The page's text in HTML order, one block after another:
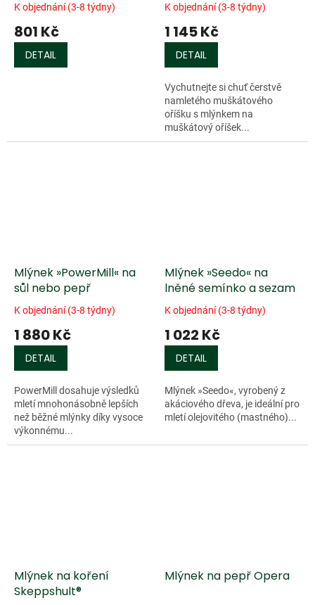
K objednání (3-8 týdny)
801 Kč
DETAIL
K objednání (3-8 týdny)
1 145 Kč
DETAIL
Vychutnejte si chuť čerstvě
namletého muškátového
oříšku s mlýnkem na
muškátový oříšek...
Mlýnek »PowerMill« na
sůl nebo pepř
K objednání (3-8 týdny)
1 880 Kč
DETAIL
PowerMill dosahuje výsledků
mletí mnohonásobně lepších
než běžné mlýnky díky vysoce
výkonnému...
Mlýnek »Seedo« na
lněné semínko a sezam
K objednání (3-8 týdny)
1 022 Kč
DETAIL
Mlýnek »Seedo«, vyrobený z
akáciového dřeva, je ideální pro
mletí olejovitého (mastného)...
Mlýnek na koření
Skeppshult®
Mlýnek na pepř Opera